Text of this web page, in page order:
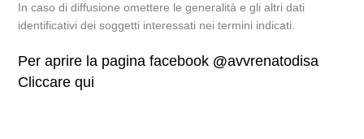
In caso di diffusione omettere le generalità e gli altri dati
identificativi dei soggetti interessati nei termini indicati.
Per aprire la pagina facebook @avvrenatodisa
Cliccare qui